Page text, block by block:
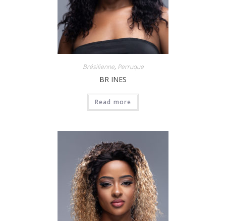
Brésilienne, Perruque
BR INES
Read more